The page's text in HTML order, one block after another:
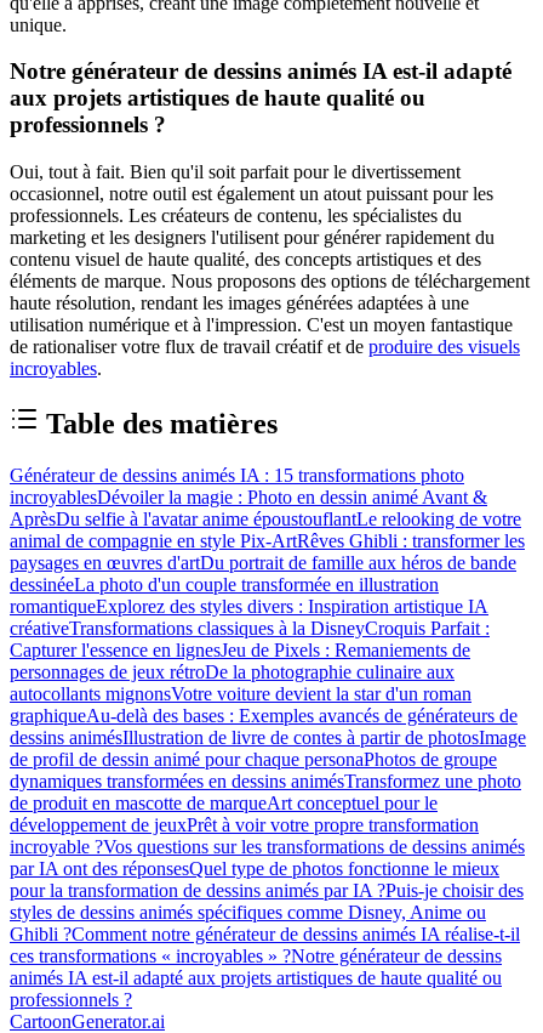
unique.
Notre générateur de dessins animés IA est-il adapté
aux projets artistiques de haute qualité ou
professionnels ?
Oui, tout à fait. Bien qu'il soit parfait pour le divertissement
occasionnel, notre outil est également un atout puissant pour les
professionnels. Les créateurs de contenu, les spécialistes du
marketing et les designers l'utilisent pour générer rapidement du
contenu visuel de haute qualité, des concepts artistiques et des
éléments de marque. Nous proposons des options de téléchargement
haute résolution, rendant les images générées adaptées à une
utilisation numérique et à l'impression. C'est un moyen fantastique
de rationaliser votre flux de travail créatif et de produire des visuels
incroyables.
Table des matières
Générateur de dessins animés IA : 15 transformations photo
incroyablesDévoiler la magie : Photo en dessin animé Avant &
AprèsDu selfie à l'avatar anime époustouflantLe relooking de votre
animal de compagnie en style Pix-ArtRêves Ghibli : transformer les
paysages en œuvres d'artDu portrait de famille aux héros de bande
dessinéeLa photo d'un couple transformée en illustration
romantiqueExplorez des styles divers : Inspiration artistique IA
créativeTransformations classiques à la DisneyCroquis Parfait :
Capturer l'essence en lignesJeu de Pixels : Remaniements de
personnages de jeux rétroDe la photographie culinaire aux
autocollants mignonsVotre voiture devient la star d'un roman
graphiqueAu-delà des bases : Exemples avancés de générateurs de
dessins animésIllustration de livre de contes à partir de photosImage
de profil de dessin animé pour chaque personaPhotos de groupe
dynamiques transformées en dessins animésTransformez une photo
de produit en mascotte de marqueArt conceptuel pour le
développement de jeuxPrêt à voir votre propre transformation
incroyable ?Vos questions sur les transformations de dessins animés
par IA ont des réponsesQuel type de photos fonctionne le mieux
pour la transformation de dessins animés par IA ?Puis-je choisir des
styles de dessins animés spécifiques comme Disney, Anime ou
Ghibli ?Comment notre générateur de dessins animés IA réalise-t-il
ces transformations « incroyables » ?Notre générateur de dessins
animés IA est-il adapté aux projets artistiques de haute qualité ou
professionnels ?
CartoonGenerator.ai